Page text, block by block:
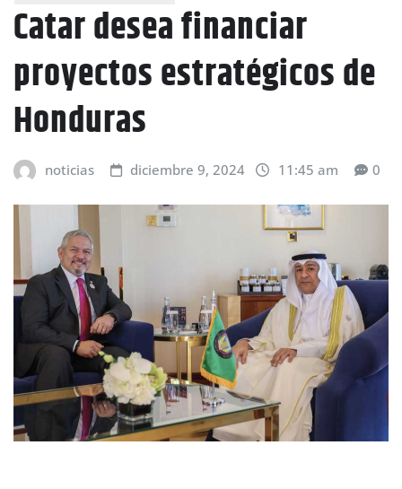
Catar desea financiar
proyectos estratégicos de
Honduras
noticias diciembre 9, 2024 11:45 am 0